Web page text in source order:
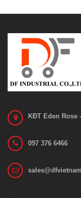
KĐT Eden Rose
097 376 6466